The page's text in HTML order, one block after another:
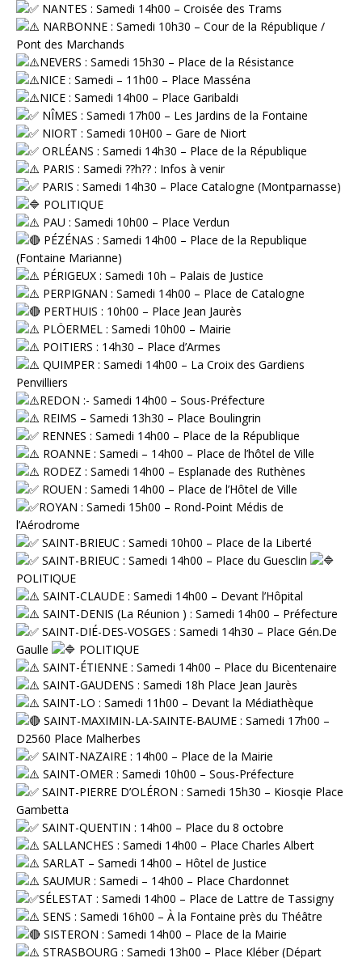
NANTES : Samedi 14h00 – Croisée des Trams
NARBONNE : Samedi 10h30 – Cour de la République /
Pont des Marchands
NEVERS : Samedi 15h30 – Place de la Résistance
NICE : Samedi – 11h00 – Place Masséna
NICE : Samedi 14h00 – Place Garibaldi
NÎMES : Samedi 17h00 – Les Jardins de la Fontaine
NIORT : Samedi 10H00 – Gare de Niort
ORLÉANS : Samedi 14h30 – Place de la République
PARIS : Samedi ??h?? : Infos à venir
⁠ PARIS : Samedi 14h30 – Place Catalogne (Montparnasse)
⁠ POLITIQUE
PAU : Samedi 10h00 – Place Verdun
PÉZÉNAS : Samedi 14h00 – Place de la Republique
(Fontaine Marianne)
PÉRIGEUX : Samedi 10h – Palais de Justice
PERPIGNAN : Samedi 14h00 – Place de Catalogne
PERTHUIS : 10h00 – Place Jean Jaurès
PLÖERMEL : Samedi 10h00 – Mairie
POITIERS : 14h30 – Place d’Armes
QUIMPER : Samedi 14h00 – La Croix des Gardiens
Penvilliers
REDON :- Samedi 14h00 – Sous-Préfecture
REIMS – Samedi 13h30 – Place Boulingrin
RENNES : Samedi 14h00 – Place de la République
ROANNE : Samedi – 14h00 – Place de l’hôtel de Ville
RODEZ : Samedi 14h00 – Esplanade des Ruthènes
⁠ ⁠ROUEN : Samedi 14h00 – Place de l’Hôtel de Ville
ROYAN : Samedi 15h00 – Rond-Point Médis de
l’Aérodrome
⁠ SAINT-BRIEUC : Samedi 10h00 – Place de la Liberté
⁠ SAINT-BRIEUC : Samedi 14h00 – Place du Guesclin
POLITIQUE
SAINT-CLAUDE : Samedi 14h00 – Devant l’Hôpital
SAINT-DENIS (La Réunion ) : Samedi 14h00 – Préfecture
SAINT-DIÉ-DES-VOSGES : Samedi 14h30 – Place Gén.De
Gaulle
⁠ POLITIQUE
SAINT-ÉTIENNE : Samedi 14h00 – Place du Bicentenaire
SAINT-GAUDENS : Samedi 18h Place Jean Jaurès
SAINT-LO : Samedi 11h00 – Devant la Médiathèque
SAINT-MAXIMIN-LA-SAINTE-BAUME : Samedi 17h00 –
D2560 Place Malherbes
SAINT-NAZAIRE : 14h00 – Place de la Mairie
SAINT-OMER : Samedi 10h00 – Sous-Préfecture
SAINT-PIERRE D’OLÉRON : Samedi 15h30 – Kiosqie Place
Gambetta
SAINT-QUENTIN : 14h00 – Place du 8 octobre
SALLANCHES : Samedi 14h00 – Place Charles Albert
SARLAT – Samedi 14h00 – Hôtel de Justice
SAUMUR : Samedi – 14h00 – Place Chardonnet
SÉLESTAT : Samedi 14h00 – Place de Lattre de Tassigny
SENS : Samedi 16h00 – À la Fontaine près du Théâtre
SISTERON : Samedi 14h00 – Place de la Mairie
STRASBOURG : Samedi 13h00 – Place Kléber (Départ